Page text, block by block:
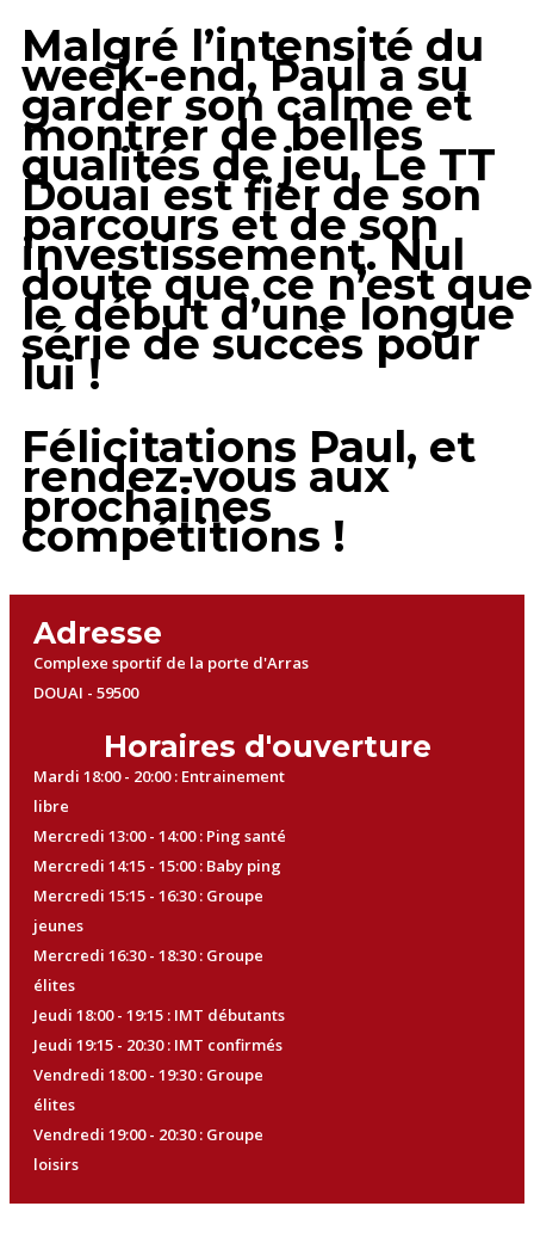
Malgré l’intensité du
week-end, Paul a su
garder son calme et
montrer de belles
qualités de jeu. Le TT
Douai est fier de son
parcours et de son
investissement. Nul
doute que ce n’est que
le début d’une longue
série de succès pour
lui !
Félicitations Paul, et
rendez-vous aux
prochaines
compétitions !
Adresse
Complexe sportif de la porte d'Arras
DOUAI - 59500
Horaires d'ouverture
Mardi 18:00 - 20:00 : Entrainement
libre
Mercredi 13:00 - 14:00 : Ping santé
Mercredi 14:15 - 15:00 : Baby ping
Mercredi 15:15 - 16:30 : Groupe
jeunes
Mercredi 16:30 - 18:30 : Groupe
élites
Jeudi 18:00 - 19:15 : IMT débutants
Jeudi 19:15 - 20:30 : IMT confirmés
Vendredi 18:00 - 19:30 : Groupe
élites
Vendredi 19:00 - 20:30 : Groupe
loisirs